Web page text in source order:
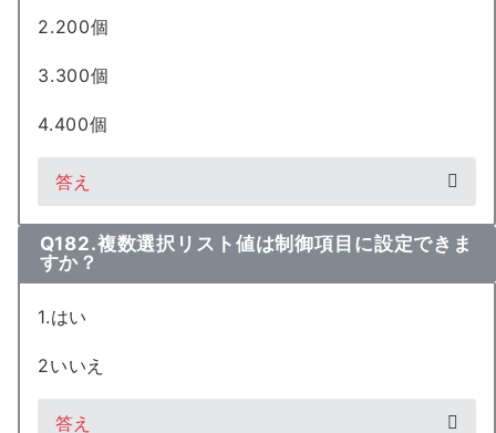
2.200個
3.300個
4.400個
答え
Q182.複数選択リスト値は制御項目に設定できま
すか？
1.はい
2いいえ
答え